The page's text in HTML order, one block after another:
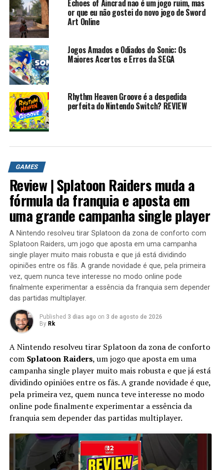
Echoes of Aincrad nao é um jogo ruim, mas
or que eu não gostei do novo jogo de Sword
Art Online
Jogos Amados e Odiados do Sonic: Os
Maiores Acertos e Erros da SEGA
Rhythm Heaven Groove é a despedida
perfeita do Nintendo Switch? REVIEW
GAMES
Review | Splatoon Raiders muda a
fórmula da franquia e aposta em
uma grande campanha single player
A Nintendo resolveu tirar Splatoon da zona de conforto com
Splatoon Raiders, um jogo que aposta em uma campanha
single player muito mais robusta e que já está dividindo
opiniões entre os fãs. A grande novidade é que, pela primeira
vez, quem nunca teve interesse no modo online pode
finalmente experimentar a essência da franquia sem depender
das partidas multiplayer.
Published 3 dias ago on 3 de agosto de 2026
By Rk
A Nintendo resolveu tirar Splatoon da zona de conforto
com Splatoon Raiders, um jogo que aposta em uma
campanha single player muito mais robusta e que já está
dividindo opiniões entre os fãs. A grande novidade é que,
pela primeira vez, quem nunca teve interesse no modo
online pode finalmente experimentar a essência da
franquia sem depender das partidas multiplayer.